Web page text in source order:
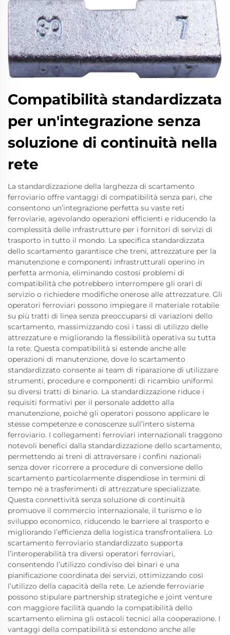
Compatibilità standardizzata
per un'integrazione senza
soluzione di continuità nella
rete
La standardizzazione della larghezza di scartamento
ferroviario offre vantaggi di compatibilità senza pari, che
consentono un’integrazione perfetta su vaste reti
ferroviarie, agevolando operazioni efficienti e riducendo la
complessità delle infrastrutture per i fornitori di servizi di
trasporto in tutto il mondo. La specifica standardizzata
dello scartamento garantisce che treni, attrezzature per la
manutenzione e componenti infrastrutturali operino in
perfetta armonia, eliminando costosi problemi di
compatibilità che potrebbero interrompere gli orari di
servizio o richiedere modifiche onerose alle attrezzature. Gli
operatori ferroviari possono impiegare il materiale rotabile
su più tratti di linea senza preoccuparsi di variazioni dello
scartamento, massimizzando così i tassi di utilizzo delle
attrezzature e migliorando la flessibilità operativa su tutta
la rete. Questa compatibilità si estende anche alle
operazioni di manutenzione, dove lo scartamento
standardizzato consente ai team di riparazione di utilizzare
strumenti, procedure e componenti di ricambio uniformi
su diversi tratti di binario. La standardizzazione riduce i
requisiti formativi per il personale addetto alla
manutenzione, poiché gli operatori possono applicare le
stesse competenze e conoscenze sull’intero sistema
ferroviario. I collegamenti ferroviari internazionali traggono
notevoli benefici dalla standardizzazione dello scartamento,
permettendo ai treni di attraversare i confini nazionali
senza dover ricorrere a procedure di conversione dello
scartamento particolarmente dispendiose in termini di
tempo né a trasferimenti di attrezzature specializzate.
Questa connettività senza soluzione di continuità
promuove il commercio internazionale, il turismo e lo
sviluppo economico, riducendo le barriere al trasporto e
migliorando l’efficienza della logistica transfrontaliera. Lo
scartamento ferroviario standardizzato supporta
l’interoperabilità tra diversi operatori ferroviari,
consentendo l’utilizzo condiviso dei binari e una
pianificazione coordinata dei servizi, ottimizzando così
l’utilizzo della capacità della rete. Le aziende ferroviarie
possono stipulare partnership strategiche e joint venture
con maggiore facilità quando la compatibilità dello
scartamento elimina gli ostacoli tecnici alla cooperazione. I
vantaggi della compatibilità si estendono anche alle